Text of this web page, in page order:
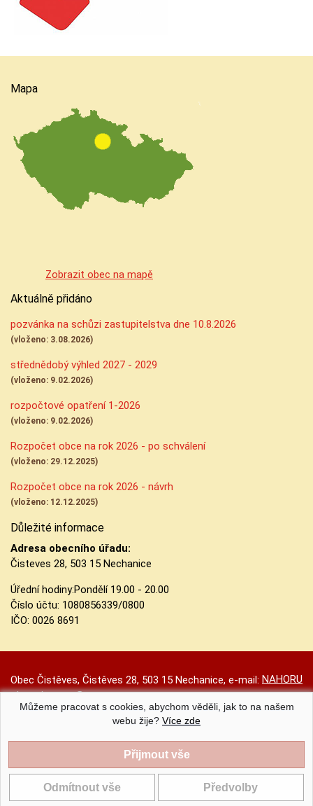
Mapa
Zobrazit obec na mapě
Aktuálně přidáno
pozvánka na schůzi zastupitelstva dne 10.8.2026
(vloženo: 3.08.2026)
střednědobý výhled 2027 - 2029
(vloženo: 9.02.2026)
rozpočtové opatření 1-2026
(vloženo: 9.02.2026)
Rozpočet obce na rok 2026 - po schválení
(vloženo: 29.12.2025)
Rozpočet obce na rok 2026 - návrh
(vloženo: 12.12.2025)
Důležité informace
Adresa obecního úřadu:
Čisteves 28, 503 15 Nechanice
Úřední hodiny:Pondělí 19.00 - 20.00
Číslo účtu: 1080856339/0800
IČO: 0026 8691
NAHORU
Obec Čistěves, Čistěves 28, 503 15 Nechanice, e-mail:
obec.cisteves@seznam.cz
Prohlášení o přístupnosti|Původní web|Nastavení cookies
Obec Čistěves |Provozováno na systému CMS-OBCE | Vyrobil
INET-SERVIS.CZ| 2020 - 2026
Můžeme pracovat s cookies, abychom věděli, jak to na našem
webu žije? Více zde